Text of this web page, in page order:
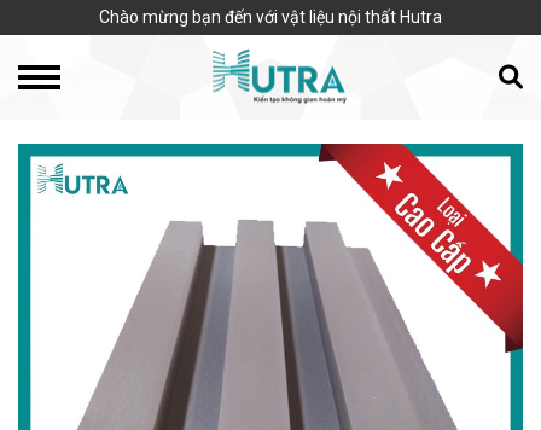
Chào mừng bạn đến với vật liệu nội thất Hutra